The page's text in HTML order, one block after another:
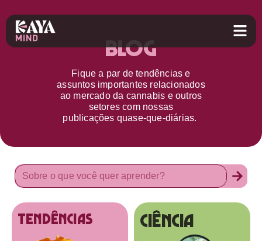
Blog
Fique a par detendências e
assuntos importantes relacionados
ao mercado da cannabis e outros
setorescom nossas
publicações quase-que-diárias.
tendências Ciência